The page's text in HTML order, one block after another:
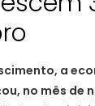
a
no mês de